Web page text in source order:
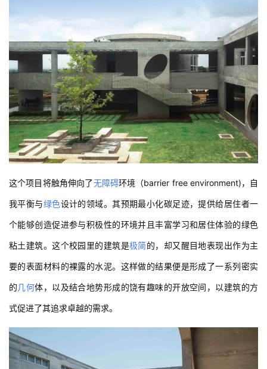
这个项目将触角伸向了无障碍环境（barrier free environment)，自
我平衡与绿色设计的领域。其预期最小化碳足迹，提供给居住者一
个能够创造促进参与积极性的环境并且丰富学习和居住体验的绿色
粘土建筑。这个校园里的建筑是极简的，却又醒目地表现出作为主
要的表面材料的裸露的水泥。这样做的结果便是形成了一系列密实
的几何体，以及结合地势形成的饶有趣味的开放空间，以建筑的方
式促进了其追求卓越的需求。